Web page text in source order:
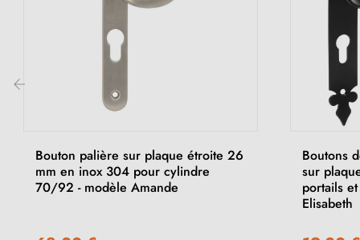
Bouton palière sur plaque étroite 26
mm en inox 304 pour cylindre
70/92 - modèle Amande
Boutons
sur
portails
Elisabeth